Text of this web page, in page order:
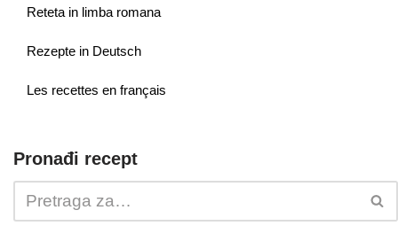
Reteta in limba romana
Rezepte in Deutsch
Les recettes en français
Pronađi recept